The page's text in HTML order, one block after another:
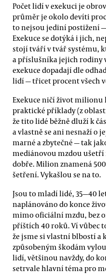
Počet lidí v exekuci je
průměr je okolo devíti
to nejsou jediní postižení
Exekuce se dotýká i jich,
stojí tváří v tvář systému,
a příslušníka jejich rodiny
exekuce dopadají dle
lidí — třicet procent všech
Exekuce ničí život milionu
praktické příklady (z
že tito lidé běžně dluží k
a vlastně se ani nesnaží o
marné a zbytečné — tak
mediánovou mzdou ušetří
dobře. Milion znamená
šetření. Vykašlou se na to.
Jsou to mladí lidé, 35—40
naplánováno do konce
mimo oficiální mzdu, bez
příštích 40 roků. Ví vůbec
že jsme si vlastní blbostí a
způsobeným škodám
lidí, většinou navždy, do
setrvale hlavní téma pro